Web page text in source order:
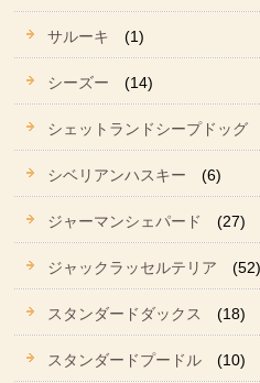
サルーキ (1)
シーズー (14)
シェットランドシープドッグ
シベリアンハスキー (6)
ジャーマンシェパード (27)
ジャックラッセルテリア (52)
スタンダードダックス (18)
スタンダードプードル (10)